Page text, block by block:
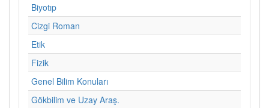
Biyotıp
Cizgi Roman
Etik
Fizik
Genel Bilim Konuları
Gökbilim ve Uzay Araş.